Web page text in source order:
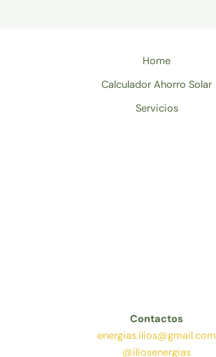
Home
Calculador Ahorro Solar
Servicios
Contactos
energias.ilios@gmail.com
@iliosenergias